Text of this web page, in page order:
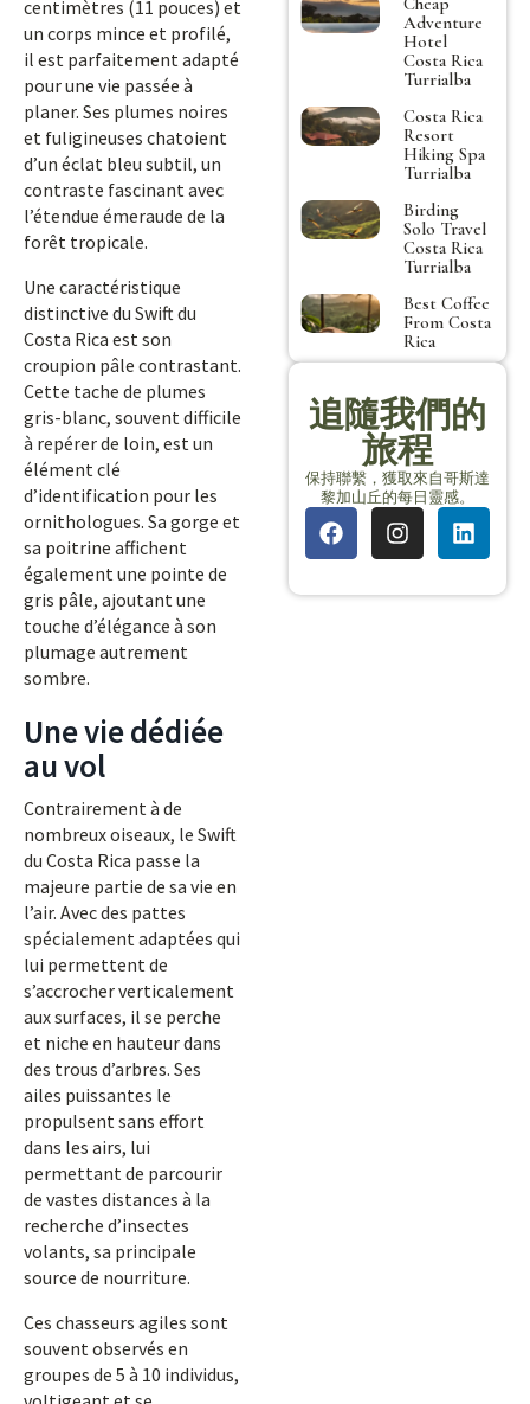
centimètres (11 pouces) et
un corps mince et profilé,
il est parfaitement adapté
pour une vie passée à
planer. Ses plumes noires
et fuligineuses chatoient
d’un éclat bleu subtil, un
contraste fascinant avec
l’étendue émeraude de la
forêt tropicale.
Une caractéristique
distinctive du Swift du
Costa Rica est son
croupion pâle contrastant.
Cette tache de plumes
gris-blanc, souvent difficile
à repérer de loin, est un
élément clé
d’identification pour les
ornithologues. Sa gorge et
sa poitrine affichent
également une pointe de
gris pâle, ajoutant une
touche d’élégance à son
plumage autrement
sombre.
Une vie dédiée
au vol
Contrairement à de
nombreux oiseaux, le Swift
du Costa Rica passe la
majeure partie de sa vie en
l’air. Avec des pattes
spécialement adaptées qui
lui permettent de
s’accrocher verticalement
aux surfaces, il se perche
et niche en hauteur dans
des trous d’arbres. Ses
ailes puissantes le
propulsent sans effort
dans les airs, lui
permettant de parcourir
de vastes distances à la
recherche d’insectes
volants, sa principale
source de nourriture.
Ces chasseurs agiles sont
souvent observés en
groupes de 5 à 10 individus,
Adventure
Hotel
Costa Rica
Turrialba
Costa Rica
Resort
Hiking Spa
Turrialba
Birding
Solo Travel
Costa Rica
Turrialba
Best Coffee
From Costa
Rica
追隨我們的
旅程
保持聯繫，獲取來自哥斯達
黎加山丘的每日靈感。